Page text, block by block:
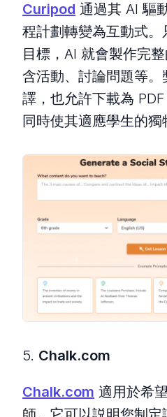
Curipod 通過其 AI 驅
程計劃轉變為互動式
目標，AI 就會製作完
含活動、討論問題等
譯，也允許下載為
同時使其適應學生的獨
5. Chalk.com
Chalk.com 適用於希